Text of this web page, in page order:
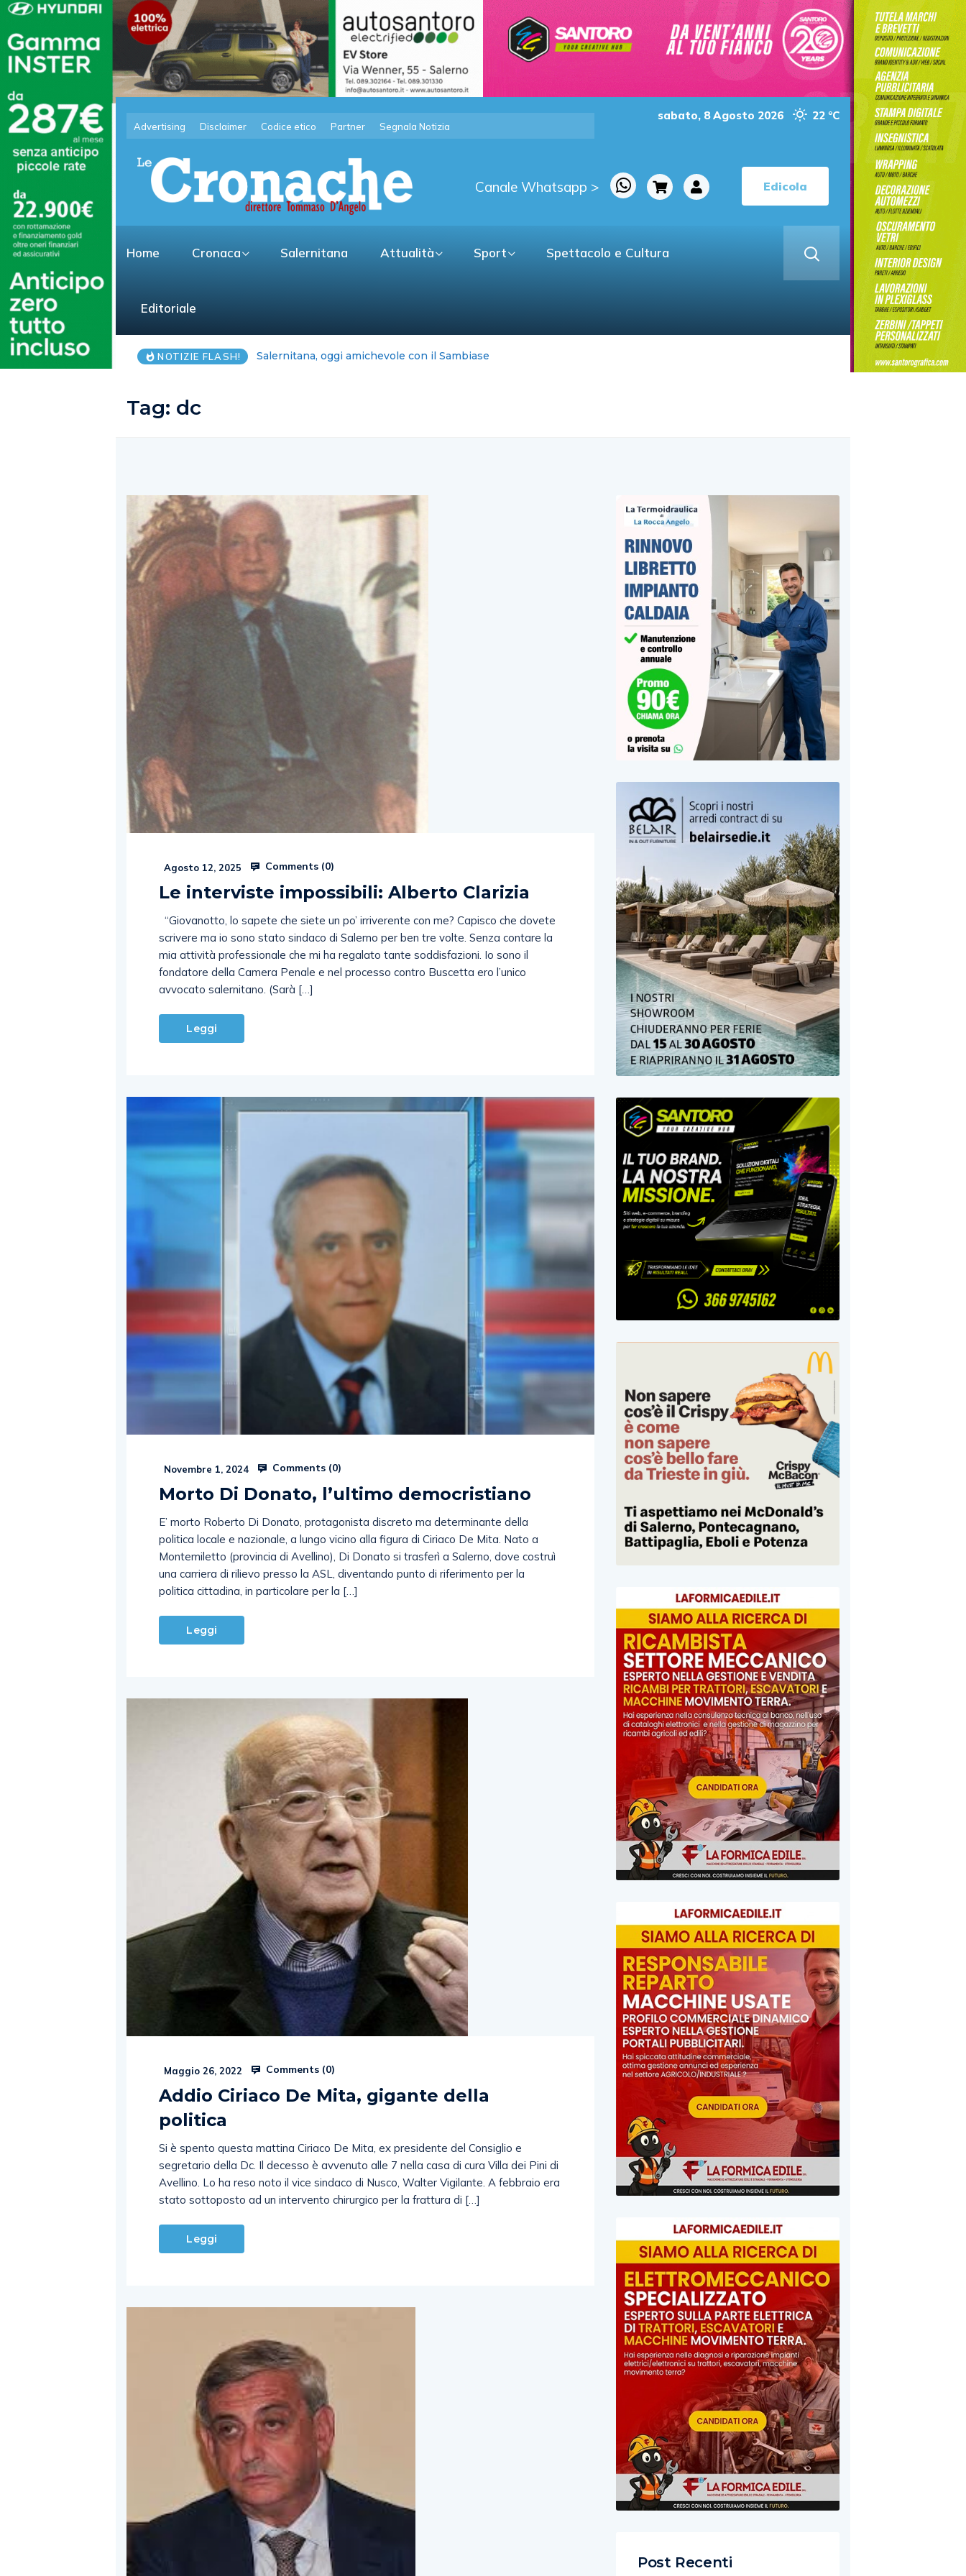
Advertising Disclaimer Codice etico Partner Segnala Notizia
sabato, 8 Agosto 2026 22 °C
Canale Whatsapp > Edicola
Home Cronaca Salernitana Attualità Sport Spettacolo e Cultura
Editoriale
NOTIZIE FLASH! Blackout Internet blocca la Costiera : FeNAILP, chiederemo i danni
Tag: dc
Agosto 12, 2025 Comments (0)
Le interviste impossibili: Alberto Clarizia
“Giovanotto, lo sapete che siete un po’ irriverente con me? Capisco che dovete
scrivere ma io sono stato sindaco di Salerno per ben tre volte. Senza contare la
mia attività professionale che mi ha regalato tante soddisfazioni. Io sono il
fondatore della Camera Penale e nel processo contro Buscetta ero l’unico
avvocato salernitano. (Sarà […]
Leggi
Novembre 1, 2024 Comments (0)
Morto Di Donato, l’ultimo democristiano
E’ morto Roberto Di Donato, protagonista discreto ma determinante della
politica locale e nazionale, a lungo vicino alla figura di Ciriaco De Mita. Nato a
Montemiletto (provincia di Avellino), Di Donato si trasferì a Salerno, dove costruì
una carriera di rilievo presso la ASL, diventando punto di riferimento per la
politica cittadina, in particolare per la […]
Leggi
Maggio 26, 2022 Comments (0)
Addio Ciriaco De Mita, gigante della
politica
Si è spento questa mattina Ciriaco De Mita, ex presidente del Consiglio e
segretario della Dc. Il decesso è avvenuto alle 7 nella casa di cura Villa dei Pini di
Avellino. Lo ha reso noto il vice sindaco di Nusco, Walter Vigilante. A febbraio era
stato sottoposto ad un intervento chirurgico per la frattura di […]
Leggi
Post Recenti